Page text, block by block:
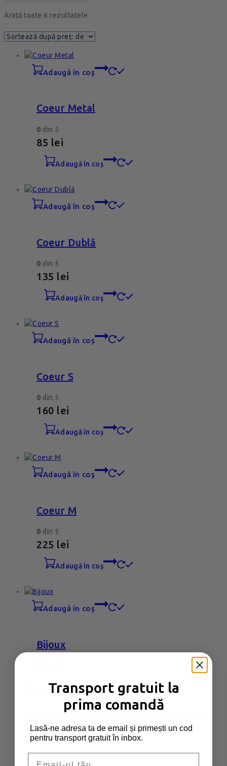
Arată toate 6 rezultatele
adaugă în coș
Coeur Metal
0 din 5
85 lei
adaugă în coș
adaugă în coș
Coeur Dublă
0 din 5
135 lei
adaugă în coș
adaugă în coș
Coeur S
0 din 5
160 lei
adaugă în coș
adaugă în coș
Coeur M
0 din 5
225 lei
adaugă în coș
adaugă în coș
Bijoux
adaugă în coș
adaugă în coș
Nume utilizator sau email* Obligatoriu
Parolă *Obligatoriu
Ține-mă minte
Transport gratuit la
prima comandă
Lasă-ne adresa ta de email și primești un cod
pentru transport gratuit în inbox.